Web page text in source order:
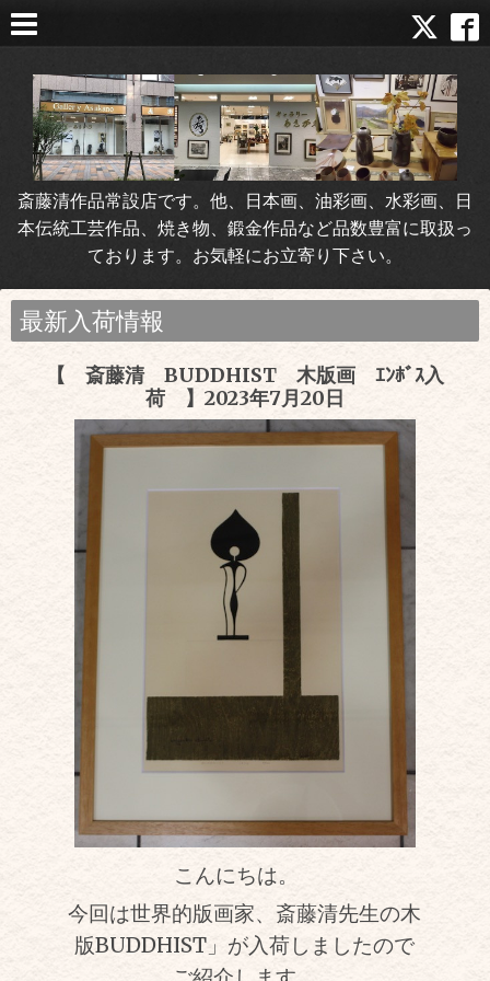
斎藤清作品常設店です。他、日本画、油彩画、水彩画、日
本伝統工芸作品、焼き物、鍛金作品など品数豊富に取扱っ
ております。お気軽にお立寄り下さい。
最新入荷情報
【 斎藤清 BUDDHIST 木版画 ｴﾝﾎﾞｽ入
荷 】2023年7月20日
こんにちは。
今回は世界的版画家、斎藤清先生の木
版BUDDHIST」が入荷しましたので